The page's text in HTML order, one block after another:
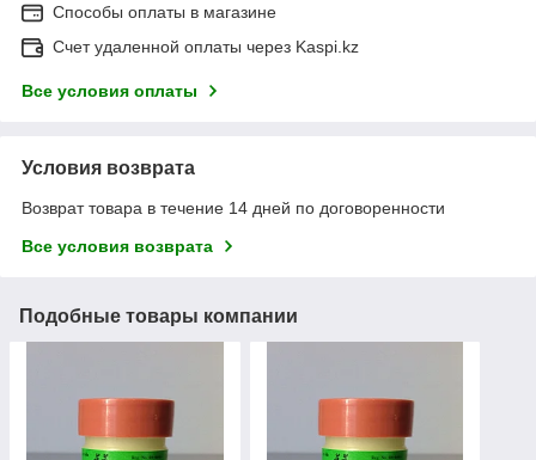
Способы оплаты в магазине
Счет удаленной оплаты через Kaspi.kz
Все условия оплаты
Условия возврата
Возврат товара в течение 14 дней по договоренности
Все условия возврата
Подобные товары компании